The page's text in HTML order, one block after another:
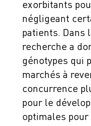
exorbitants
négligeant
patients. Dans
recherche a
génotypes qui
marchés à
concurrence
pour le
optimales